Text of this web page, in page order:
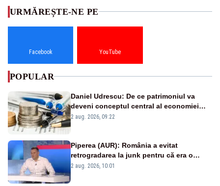
URMĂREȘTE-NE PE
Facebook YouTube
POPULAR
Daniel Udrescu: De ce patrimoniul va
deveni conceptul central al economiei
viitoare?
2 aug. 2026, 09:22
Piperea (AUR): România a evitat
retrogradarea la junk pentru că era o
catastrofă pentru bănci și fondurile de
2 aug. 2026, 10:01